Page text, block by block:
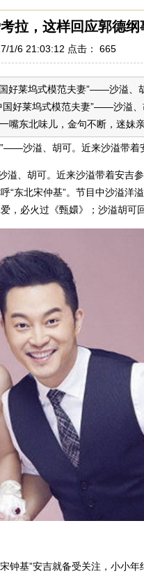
拉，这样回应郭德纲
1/6 21:03:12 点击： 665
好莱坞式模范夫妻”——沙溢、
好莱坞式模范夫妻”——沙溢
东北味儿，金句不断，迷妹亲
沙溢、胡可。近来沙溢带着
、胡可。近来沙溢带着安吉
“东北宋仲基”。节目中沙溢洋
，必火过《甄嬛》；沙溢胡可
钟基”安吉就备受关注，小小